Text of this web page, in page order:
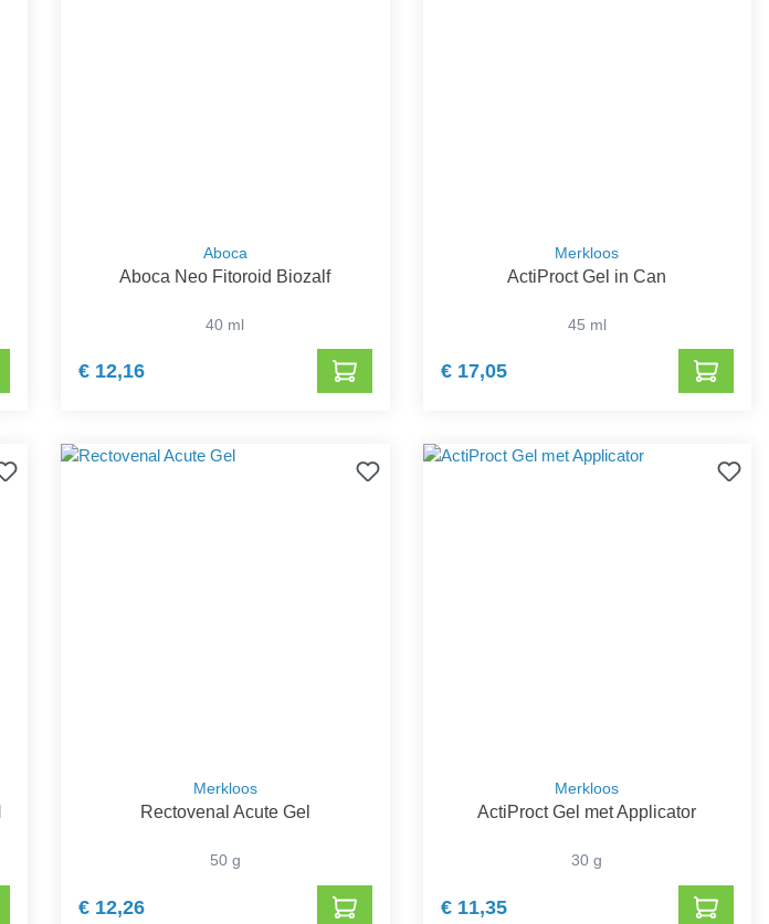
Aboca
Aboca Neo Fitoroid Biozalf
40 ml
€ 12,16
Merkloos
ActiProct Gel in Can
45 ml
€ 17,05
Merkloos
Rectovenal Acute Gel
50 g
€ 12,26
Merkloos
ActiProct Gel met Applicator
30 g
€ 11,35